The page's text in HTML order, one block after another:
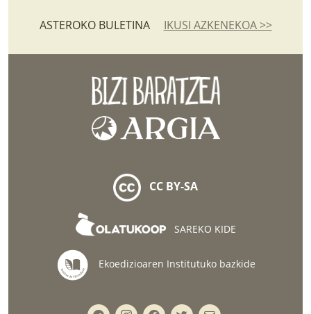
ASTEROKO BULETINA IKUSI AZKENEKOA >>
CC BY-SA
SAREKO KIDE
Ekoedizioaren Institutuko bazkide